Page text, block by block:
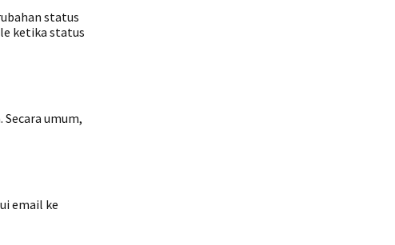
status
ketika status
umum,
email ke